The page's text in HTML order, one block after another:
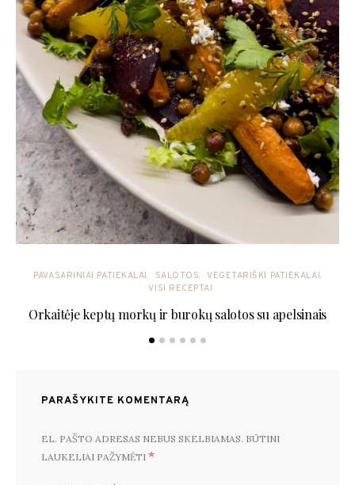
PAVASARINIAI PATIEKALAI SALOTOS
VEGETARIŠKI PATIEKALAI
VISI RECEPTAI
Orkaitėje keptų morkų ir burokų salotos su apelsinais
PARAŠYKITE KOMENTARĄ
EL. PAŠTO ADRESAS NEBUS SKELBIAMAS. BŪTINI
LAUKELIAI PAŽYMĖTI *